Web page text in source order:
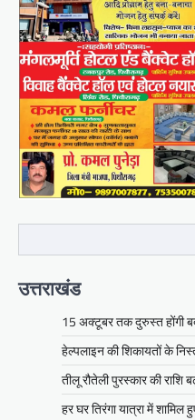
उत्तराखंड
15 अक्टूबर तक दुरुस्त होंगी
हेल्पलाइन की शिकायतों के
तीलू रौतेली पुरस्कार की
हर घर तिरंगा यात्रा में शामिल